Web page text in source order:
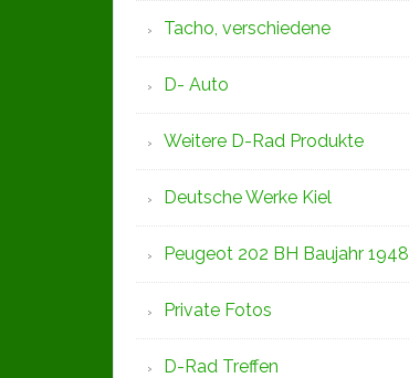
Tacho, verschiedene
D- Auto
Weitere D-Rad Produkte
Deutsche Werke Kiel
Peugeot 202 BH Baujahr 1948
Private Fotos
D-Rad Treffen